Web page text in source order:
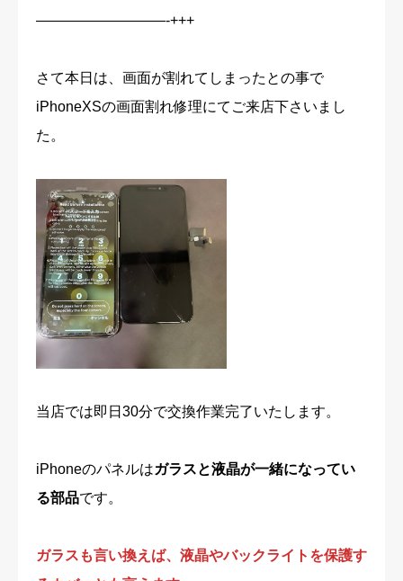
—————————-+++
さて本日は、画面が割れてしまったとの事で
iPhoneXSの画面割れ修理にてご来店下さいまし
た。
当店では即日30分で交換作業完了いたします。
iPhoneのパネルはガラスと液晶が一緒になってい
る部品です。
ガラスも言い換えば、液晶やバックライトを保護す